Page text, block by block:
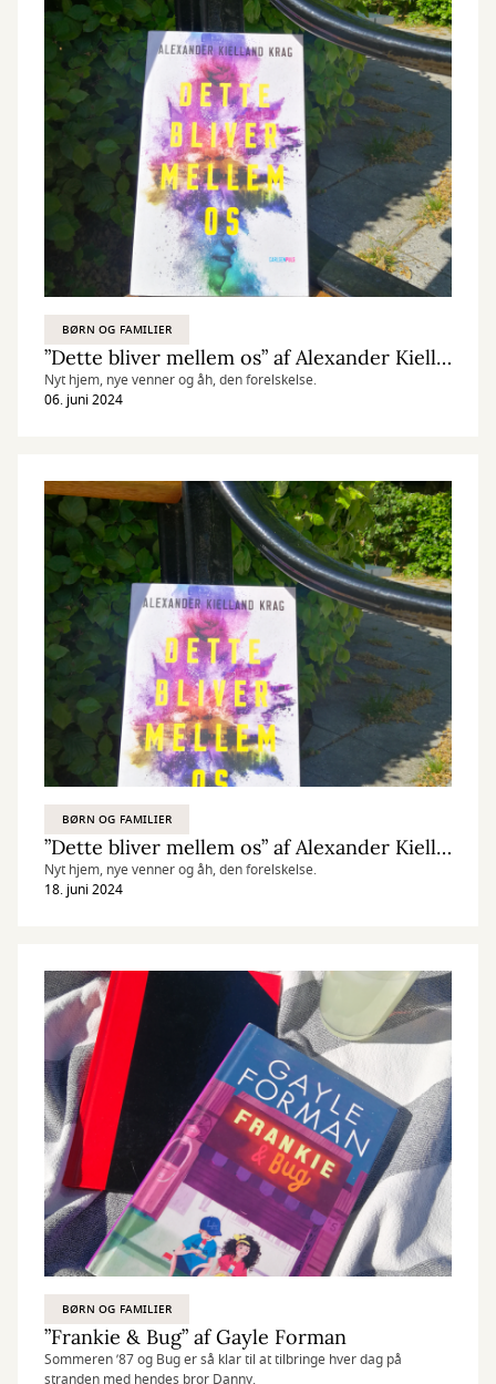
BØRN OG FAMILIER
”Dette bliver mellem os” af Alexander Kielland Krag
Nyt hjem, nye venner og åh, den forelskelse.
06. juni 2024
BØRN OG FAMILIER
”Dette bliver mellem os” af Alexander Kielland Krag
Nyt hjem, nye venner og åh, den forelskelse.
18. juni 2024
BØRN OG FAMILIER
”Frankie & Bug” af Gayle Forman
Sommeren ’87 og Bug er så klar til at tilbringe hver dag på
stranden med hendes bror Danny.